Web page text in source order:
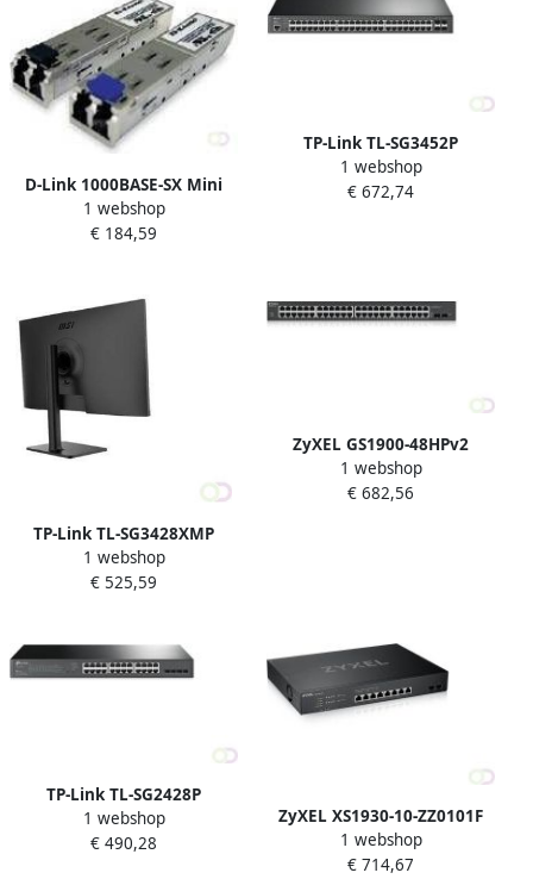
D-Link 1000BASE-SX Mini
Gigabit Interface Converter
switchcomponent (DEM-
1 webshop
€ 184,59
TP-Link TL-SG3452P
netwerk-switch Managed
L2 L2 Gigabit Ethernet (10
1 webshop
€ 672,74
TP-Link TL-SG3428XMP
netwerk-switch Managed
L2 Gigabit Ethernet (10 100
1 webshop
€ 525,59
ZyXEL GS1900-48HPv2
Managed L2 Gigabit
Ethernet (10 100 1000)
1 webshop
€ 682,56
TP-Link TL-SG2428P
netwerk-switch Gigabit
Ethernet (10 100 1000)
1 webshop
€ 490,28
ZyXEL XS1930-10-ZZ0101F
netwerk-switch Managed
L3 10G Ethernet (100 1000
1 webshop
€ 714,67